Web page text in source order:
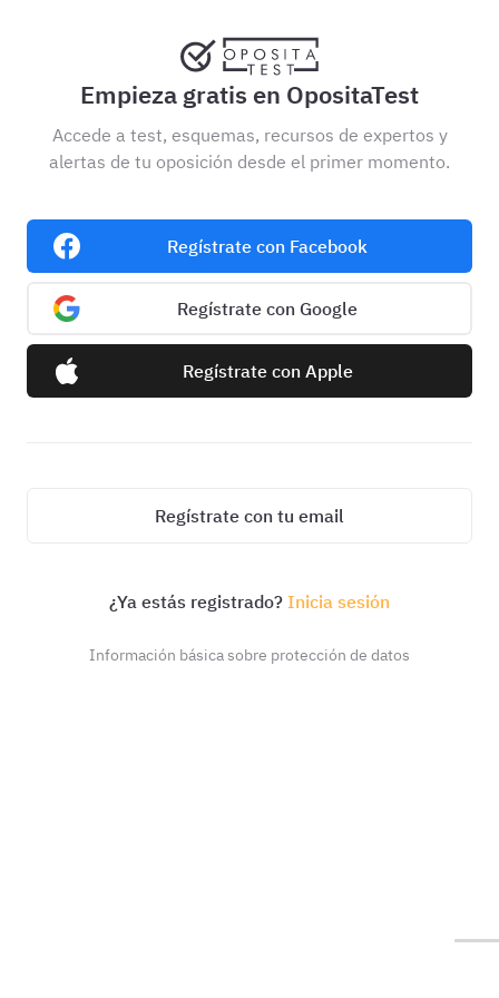
Empieza gratis en OpositaTest
Accede a test, esquemas, recursos de expertos y
alertas de tu oposición desde el primer momento.
Regístrate con Facebook
Regístrate con Google
Regístrate con Apple
Regístrate con tu email
¿Ya estás registrado? Inicia sesión
Información básica sobre protección de datos